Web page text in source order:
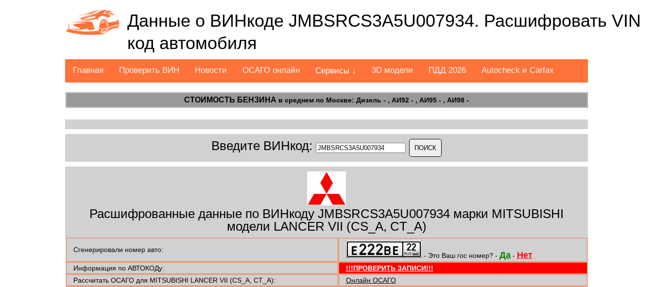
Данные о ВИНкоде JMBSRCS3A5U007934. Расшифровать VIN
код автомобиля
Главная Проверить ВИН Новости ОСАГО онлайн Сервисы ↓ 3D модели ПДД 2026 Autocheck и Carfax
СТОИМОСТЬ БЕНЗИНА в среднем по Москве: Дизель - , АИ92 - , АИ95 - , АИ98 -
Введите ВИНкод:
Расшифрованные данные по ВИНкоду JMBSRCS3A5U007934 марки MITSUBISHI
модели LANCER VII (CS_A, CT_A)
Сгенерировали номер авто:
- Это Ваш гос номер? - Да- Нет
Информация по АВТОКОДу:
!!!ПРОВЕРИТЬ ЗАПИСИ!!!
Рассчитать ОСАГО для MITSUBISHI LANCER VII (CS_A, CT_A):
Онлайн ОСАГО